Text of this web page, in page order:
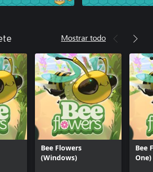
Mostrar todo
Bee Flowers
(Windows)
Bee
One)